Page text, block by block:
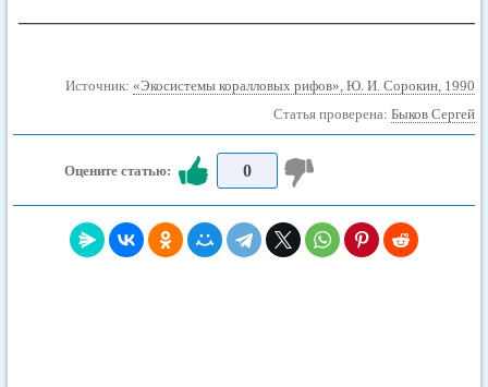
Источник: «Экосистемы коралловых рифов», Ю. И. Сорокин, 1990
Статья проверена: Быков Сергей
Оцените статью: 0